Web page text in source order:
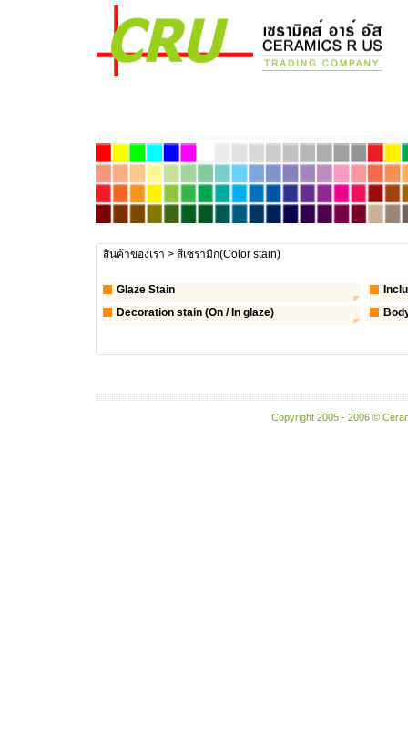
สินค้าของเรา > สีเซรามิก(Color stain)
Glaze Stain
Decoration stain (On / In glaze)
Copyright 2005 - 2006 ©